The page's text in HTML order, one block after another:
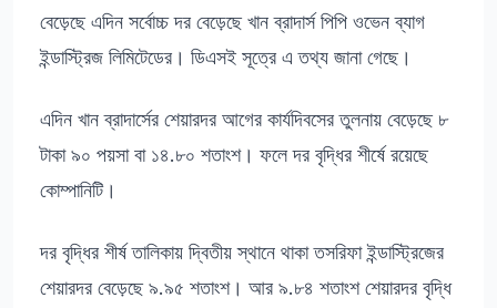
বেড়েছে এদিন সর্বোচ্চ দর বেড়েছে খান ব্রাদার্স পিপি ওভেন ব্যাগ
ইন্ডাস্ট্রিজ লিমিটেডের। ডিএসই সূত্রে এ তথ্য জানা গেছে।
এদিন খান ব্রাদার্সের শেয়ারদর আগের কার্যদিবসের তুলনায় বেড়েছে ৮
টাকা ৯০ পয়সা বা ১৪.৮০ শতাংশ। ফলে দর বৃদ্ধির শীর্ষে রয়েছে
কোম্পানিটি।
দর বৃদ্ধির শীর্ষ তালিকায় দ্বিতীয় স্থানে থাকা তসরিফা ইন্ডাস্ট্রিজের
শেয়ারদর বেড়েছে ৯.৯৫ শতাংশ। আর ৯.৮৪ শতাংশ শেয়ারদর বৃদ্ধি